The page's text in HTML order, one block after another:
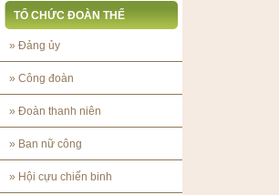
TỔ CHỨC ĐOÀN THỂ
» Đảng ủy
» Công đoàn
» Đoàn thanh niên
» Ban nữ công
» Hội cựu chiến binh